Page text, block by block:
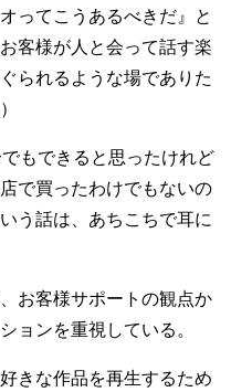
ってこうあるべきだ』と
客様が人と会って話す楽
られるような場でありた
もできると思ったけれど
で買ったわけでもないの
う話は、あちこちで耳に
お客様サポートの観点か
ョンを重視している。
きな作品を再生するため